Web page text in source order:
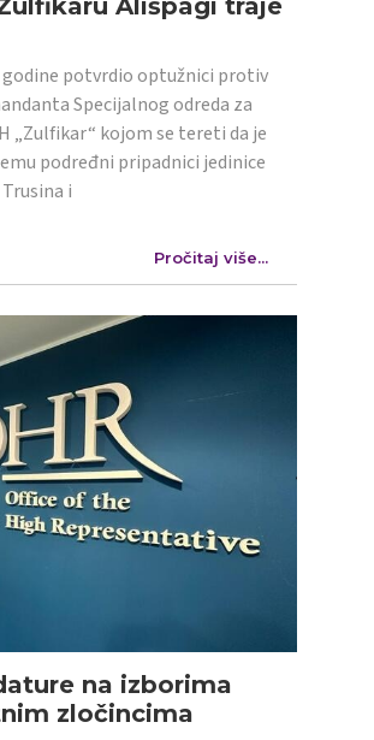
godine potvrdio optužnici protiv
Specijalnog odreda za
„Zulfikar“ kojom se tereti da je
podređni pripadnici jedinice
i
Pročitaj više...
na izborima
zločincima